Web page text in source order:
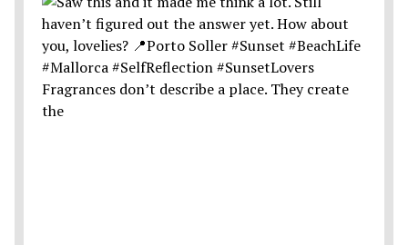
Fragrances don’t describe a place. They create
the